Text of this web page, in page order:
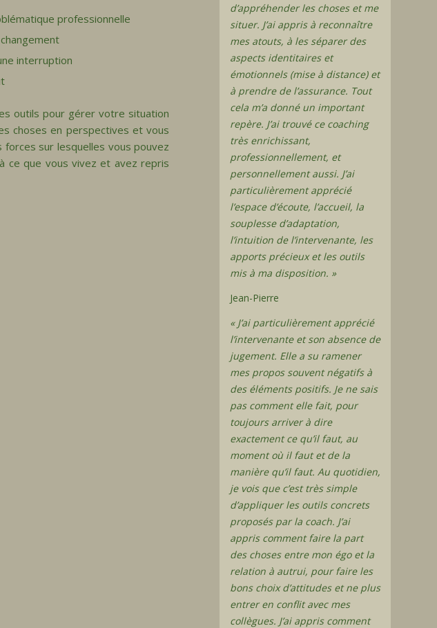
professionnelle
interruption
outils pour gérer votre situation
choses en perspectives et vous
sur lesquelles vous pouvez
ce que vous vivez et avez repris
d’appréhender les choses et me
situer. J’ai appris à reconnaître
mes atouts, à les séparer des
aspects identitaires et
émotionnels (mise à distance) et
à prendre de l’assurance. Tout
cela m’a donné un important
repère. J’ai trouvé ce coaching
très enrichissant,
professionnellement, et
personnellement aussi. J’ai
particulièrement apprécié
l’espace d’écoute, l’accueil, la
souplesse d’adaptation,
l’intuition de l’intervenante, les
apports précieux et les outils
mis à ma disposition. »
Jean-Pierre
« J’ai particulièrement apprécié
l’intervenante et son absence de
jugement. Elle a su ramener
mes propos souvent négatifs à
des éléments positifs. Je ne sais
pas comment elle fait, pour
toujours arriver à dire
exactement ce qu’il faut, au
moment où il faut et de la
manière qu’il faut. Au quotidien,
je vois que c’est très simple
d’appliquer les outils concrets
proposés par la coach. J’ai
appris comment faire la part
des choses entre mon égo et la
relation à autrui, pour faire les
bons choix d’attitudes et ne plus
entrer en conflit avec mes
collègues. J’ai appris comment